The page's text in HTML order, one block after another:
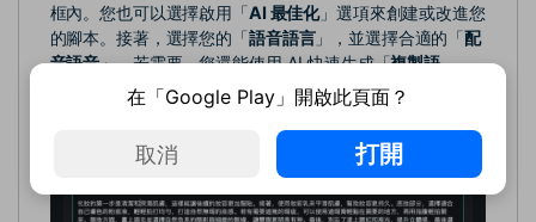
框內。您也可以選擇啟用「AI 最佳化」選項來創建或改進您
的腳本。接著，選擇您的「語音語言」，並選擇合適的「配
音語音」。若需要，您還能使用 AI 快速生成「複製語
」。最後，設定「 影片比例 」，然後點選「腳本轉影片
按鈕開始生成影片。
在「Google Play」開啟此頁面？
取消 打開